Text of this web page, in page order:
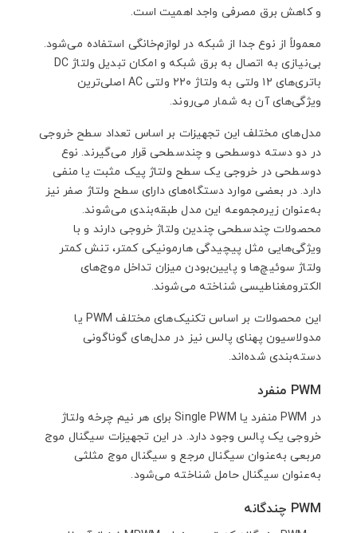
و کاهش برق مصرفی واجد اهمیت است.
معمولاً از نوع جدا از شبکه در لوازم‌خانگی استفاده می‌شود.
بی‌نیازی به اتصال به برق شبکه و امکان تبدیل ولتاژ DC
باتری‌های ۱۲ ولتی به ولتاژ ۲۲۰ ولتی AC اصلی‌ترین
ویژگی‌های آن به شمار می‌روند.
مدل‌های مختلف این تجهیزات بر اساس تعداد سطح خروجی
در دو دسته دوسطحی و چندسطحی قرار می‌گیرند. نوع
دوسطحی در خروجی یک سطح ولتاژ پیک مثبت یا منفی
دارد. در بعضی موارد دستگاه‌های دارای سطح ولتاژ صفر نیز
به‌عنوان زیرمجموعه این مدل طبقه‌بندی می‌شوند.
محصولات چندسطحی چندین ولتاژ خروجی دارند و با
ویژگی‌هایی مثل پیچیدگی هارمونیکی کمتر، تنش کمتر
ولتاژ سوئیچ‌ها و پایین‌بودن میزان تداخل موج‌های
الکترومغناطیسی شناخته می‌شوند.
این محصولات بر اساس تکنیک‌های مختلف PWM یا
مدولاسیون پهنای پالس نیز در مدل‌های گوناگونی
دسته‌بندی شده‌اند.
PWM منفرد
در PWM منفرد یا Single PWM برای هر نیم چرخه ولتاژ
خروجی یک پالس وجود دارد. در این تجهیزات سیگنال موج
مربعی به‌عنوان سیگنال مرجع و سیگنال موج مثلثی
به‌عنوان سیگنال حامل شناخته می‌شود.
PWM چندگانه